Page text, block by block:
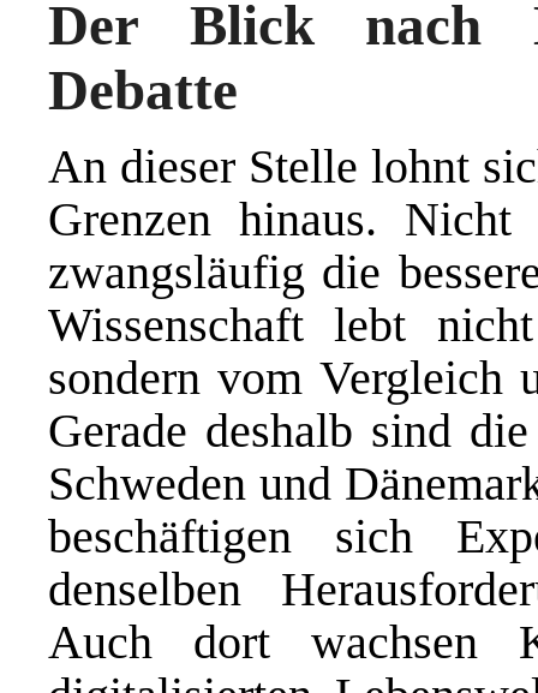
Der Blick nach
Debatte
An dieser Stelle lohnt
Grenzen hinaus.
zwangsläufig die
Wissenschaft lebt
sondern vom Vergleich
Gerade deshalb sind
Schweden und
beschäftigen sich
denselben
Auch dort wachsen